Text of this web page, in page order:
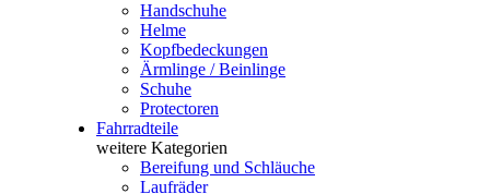
Handschuhe
Helme
Kopfbedeckungen
Ärmlinge / Beinlinge
Schuhe
Protectoren
Fahrradteile
weitere Kategorien
Bereifung und Schläuche
Laufräder